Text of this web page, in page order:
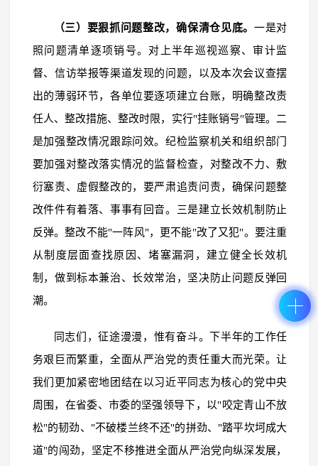
（三）要狠抓问题整改，确保清仓见底。 一是对
照问题清单逐项销号。对上半年巡视巡察、审计监
督、信访举报等渠道发现的问题，以及本次会议查摆
出的薄弱环节，各单位要逐项建立台账，明确整改责
任人、整改措施、整改时限，实行"挂账销号"管理。二
是加强整改情况跟踪问效。纪检监察机关和组织部门
要加强对整改落实情况的监督检查，对整改不力、敷
衍塞责、虚假整改的，要严肃追责问责，确保问题整
改件件有着落、事事有回音。三是建立长效机制防止
反弹。整改不能"一阵风"，更不能"改了又犯"。要注重
从制度层面查找原因、堵塞漏洞，建立健全长效机
制，做到标本兼治、长效常治，坚决防止问题反弹回
潮。
同志们，征途漫漫，惟有奋斗。下半年的工作任
务艰巨而繁重，全面从严治党的责任重大而光荣。让
我们更加紧密地团结在以习近平同志为核心的党中央
周围，在省委、市委的坚强领导下，以"咬定青山不放
松"的韧劲、"不破楼兰终不还"的拼劲、"踏平坎坷成大
道"的闯劲，坚定不移推进全面从严治党向纵深发展，